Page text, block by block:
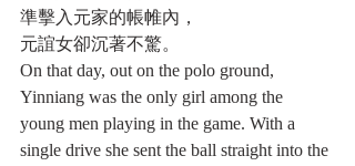
準擊入元家的帳帷內，
元誼女卻沉著不驚。
On that day, out on the polo ground,
Yinniang was the only girl among the
young men playing in the game. With a
single drive she sent the ball straight into the